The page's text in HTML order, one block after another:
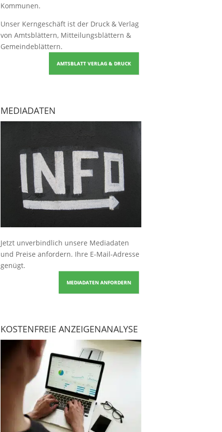
Kommunen.
Unser Kerngeschäft ist der Druck & Verlag
von Amtsblättern, Mitteilungsblättern &
Gemeindeblättern.
AMTSBLATT VERLAG & DRUCK
MEDIADATEN
Jetzt unverbindlich unsere Mediadaten
und Preise anfordern. Ihre E-Mail-Adresse
genügt.
MEDIADATEN ANFORDERN
KOSTENFREIE ANZEIGENANALYSE